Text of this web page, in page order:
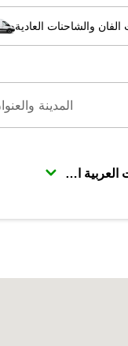
والشاحنات العادية